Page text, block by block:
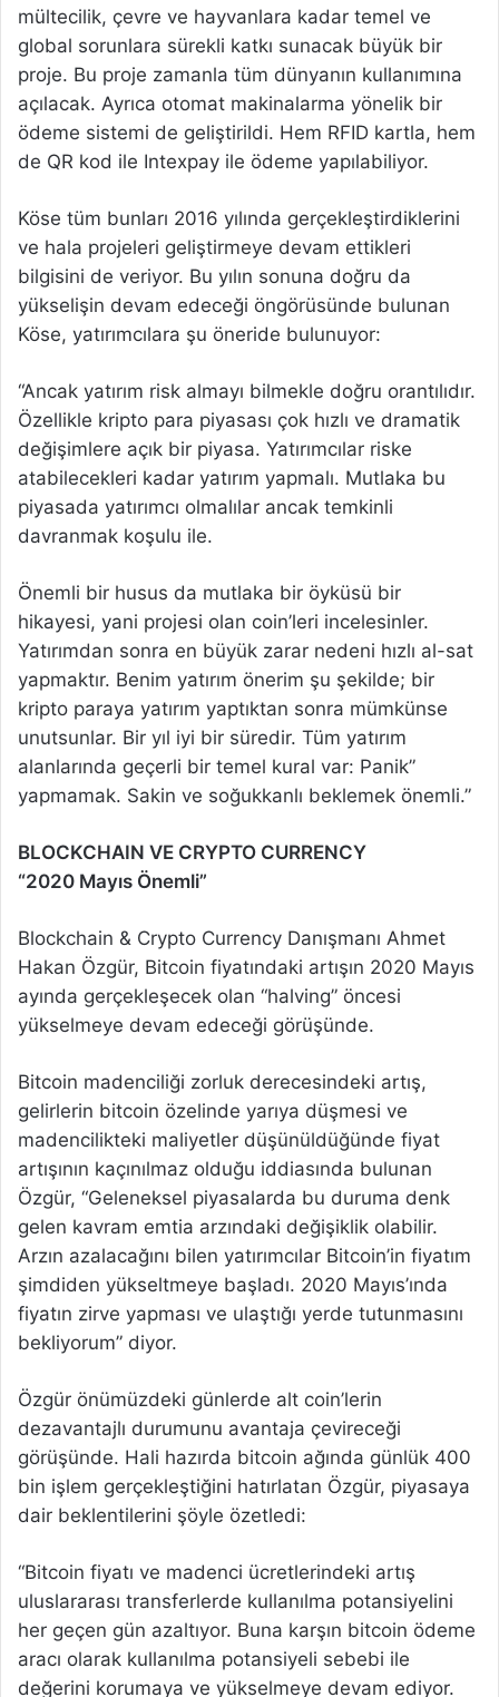
mültecilik, çevre ve hayvanlara kadar temel ve
global sorunlara sürekli katkı sunacak büyük bir
proje. Bu proje zamanla tüm dünyanın kullanımına
açılacak. Ayrıca otomat makinalarma yönelik bir
ödeme sistemi de geliştirildi. Hem RFID kartla, hem
de QR kod ile Intexpay ile ödeme yapılabiliyor.
Köse tüm bunları 2016 yılında gerçekleştirdiklerini
ve hala projeleri geliştirmeye devam ettikleri
bilgisini de veriyor. Bu yılın sonuna doğru da
yükselişin devam edeceği öngörüsünde bulunan
Köse, yatırımcılara şu öneride bulunuyor:
“Ancak yatırım risk almayı bilmekle doğru orantılıdır.
Özellikle kripto para piyasası çok hızlı ve dramatik
değişimlere açık bir piyasa. Yatırımcılar riske
atabilecekleri kadar yatırım yapmalı. Mutlaka bu
piyasada yatırımcı olmalılar ancak temkinli
davranmak koşulu ile.
Önemli bir husus da mutlaka bir öyküsü bir
hikayesi, yani projesi olan coin’leri incelesinler.
Yatırımdan sonra en büyük zarar nedeni hızlı al-sat
yapmaktır. Benim yatırım önerim şu şekilde; bir
kripto paraya yatırım yaptıktan sonra mümkünse
unutsunlar. Bir yıl iyi bir süredir. Tüm yatırım
alanlarında geçerli bir temel kural var: Panik”
yapmamak. Sakin ve soğukkanlı beklemek önemli.”
BLOCKCHAIN VE CRYPTO CURRENCY
“2020 Mayıs Önemli”
Blockchain & Crypto Currency Danışmanı Ahmet
Hakan Özgür, Bitcoin fiyatındaki artışın 2020 Mayıs
ayında gerçekleşecek olan “halving” öncesi
yükselmeye devam edeceği görüşünde.
Bitcoin madenciliği zorluk derecesindeki artış,
gelirlerin bitcoin özelinde yarıya düşmesi ve
madencilikteki maliyetler düşünüldüğünde fiyat
artışının kaçınılmaz olduğu iddiasında bulunan
Özgür, “Geleneksel piyasalarda bu duruma denk
gelen kavram emtia arzındaki değişiklik olabilir.
Arzın azalacağını bilen yatırımcılar Bitcoin’in fiyatım
şimdiden yükseltmeye başladı. 2020 Mayıs’ında
fiyatın zirve yapması ve ulaştığı yerde tutunmasını
bekliyorum” diyor.
Özgür önümüzdeki günlerde alt coin’lerin
dezavantajlı durumunu avantaja çevireceği
görüşünde. Hali hazırda bitcoin ağında günlük 400
bin işlem gerçekleştiğini hatırlatan Özgür, piyasaya
dair beklentilerini şöyle özetledi:
“Bitcoin fiyatı ve madenci ücretlerindeki artış
uluslararası transferlerde kullanılma potansiyelini
her geçen gün azaltıyor. Buna karşın bitcoin ödeme
aracı olarak kullanılma potansiyeli sebebi ile
değerini korumaya ve yükselmeye devam ediyor.